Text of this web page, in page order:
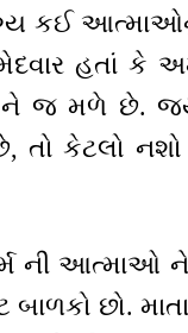
કઈ
હતાં કે
ને જ મળે છે.
તો કેટલો
ની
બાળકો છો.